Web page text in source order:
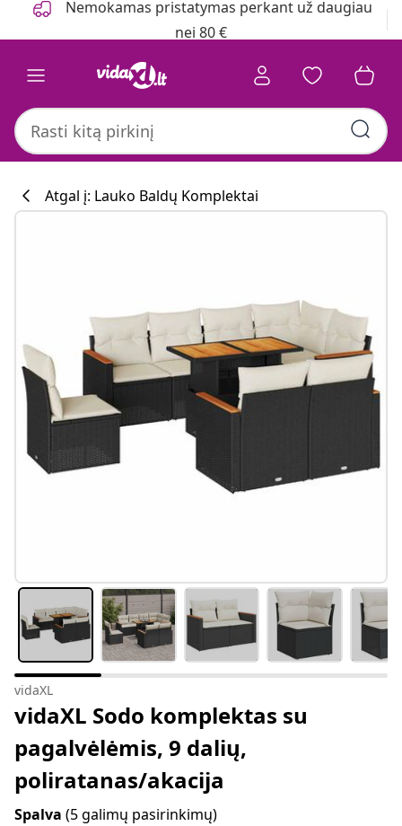
Nemokamas pristatymas perkant už daugiau
nei 80 €
Atgal į: Lauko Baldų Komplektai
vidaXL
vidaXL Sodo komplektas su
pagalvėlėmis, 9 dalių,
poliratanas/akacija
Spalva (5 galimų pasirinkimų)